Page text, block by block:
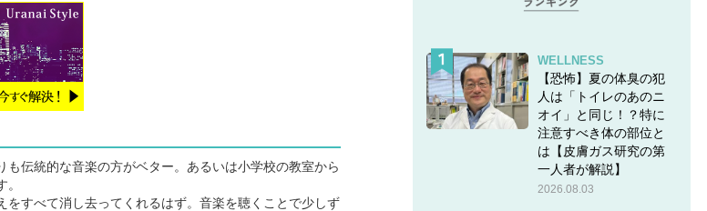
伝統的な音楽の方がベター。あるいは小学校の教室から
すべて消し去ってくれるはず。音楽を聴くことで少しず
WELLNESS
【恐怖】夏の体臭の犯
人は「トイレのあのニ
オイ」と同じ！？特に
注意すべき体の部位と
は【皮膚ガス研究の第
一人者が解説】
2026.08.03